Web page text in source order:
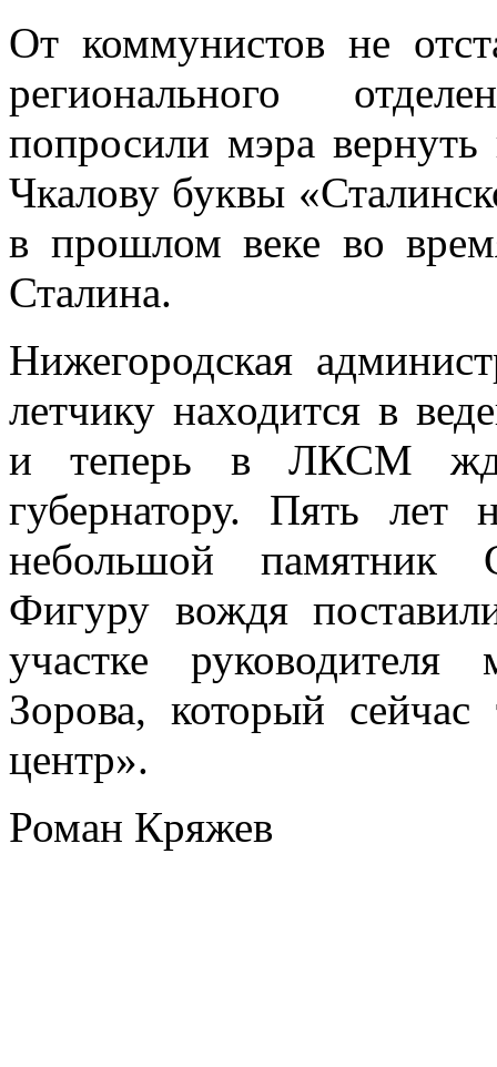
От коммунистов не
регионального
попросили мэра
Чкалову буквы
в прошлом веке во
Сталина.
Нижегородская
летчику находится в
и теперь в ЛКСМ
губернатору. Пять лет
небольшой памятник
Фигуру вождя
участке руководителя
Зорова, который
центр».
Роман Кряжев